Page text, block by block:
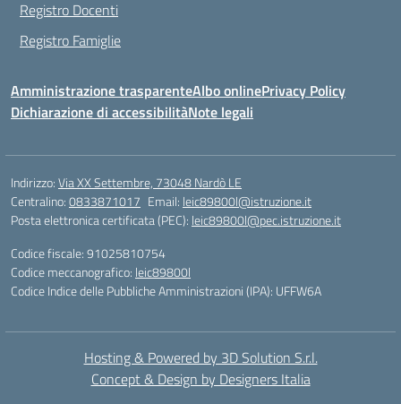
Registro Docenti
Registro Famiglie
Amministrazione trasparenteAlbo onlinePrivacy Policy
Dichiarazione di accessibilitàNote legali
Indirizzo:Via XX Settembre, 73048 Nardò LE
Centralino:0833871017 Email: leic89800l@istruzione.it
Posta elettronica certificata (PEC): leic89800l@pec.istruzione.it
Codice fiscale: 91025810754
Codice meccanografico: leic89800l
Codice Indice delle Pubbliche Amministrazioni (IPA): UFFW6A
Hosting & Powered by 3D Solution S.r.l.
Concept & Design by Designers Italia